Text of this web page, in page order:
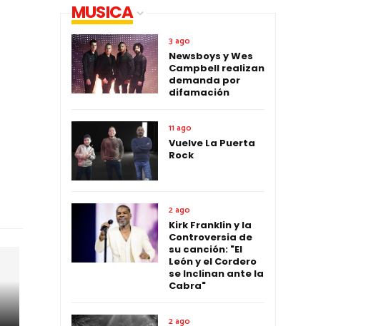
MUSICA
3 ago
Newsboys y Wes
Campbell realizan
demanda por
difamación
11 ago
Vuelve La Puerta
Rock
2 ago
Kirk Franklin y la
Controversia de
su canción: "El
León y el Cordero
se Inclinan ante la
Cabra"
2 ago